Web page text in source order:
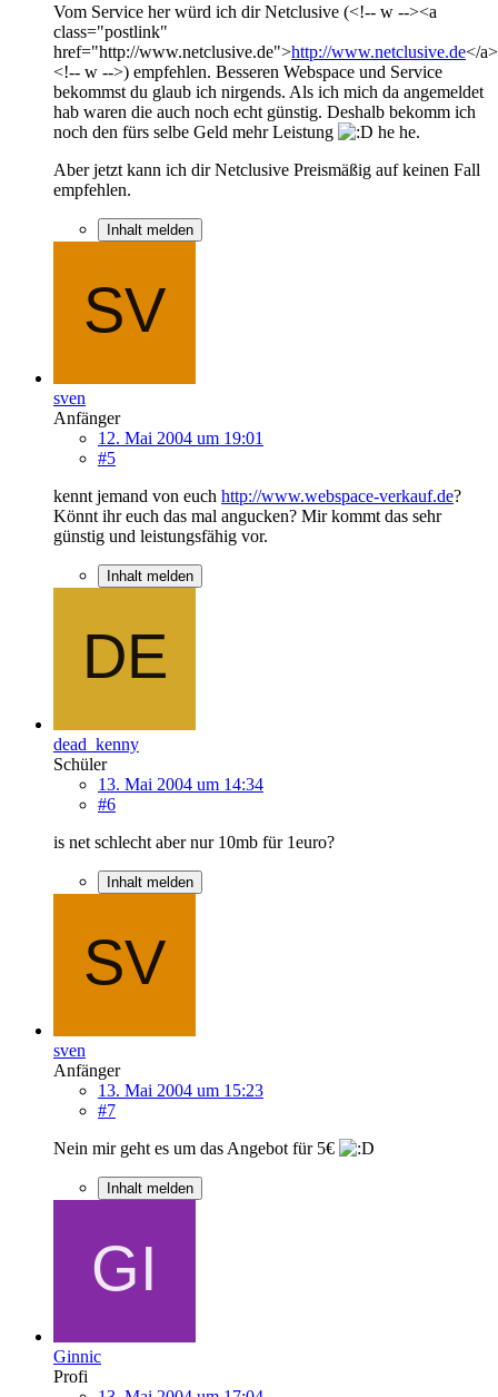
Vom Service her würd ich dir Netclusive (<!-- w --><a
class="postlink"
href="http://www.netclusive.de">http://www.netclusive.de</a>
<!-- w -->) empfehlen. Besseren Webspace und Service
bekommst du glaub ich nirgends. Als ich mich da angemeldet
hab waren die auch noch echt günstig. Deshalb bekomm ich
noch den fürs selbe Geld mehr Leistung
he he.
Aber jetzt kann ich dir Netclusive Preismäßig auf keinen Fall
empfehlen.
Inhalt melden
sven
Anfänger
12. Mai 2004 um 19:01
#5
kennt jemand von euch http://www.webspace-verkauf.de?
Könnt ihr euch das mal angucken? Mir kommt das sehr
günstig und leistungsfähig vor.
Inhalt melden
dead_kenny
Schüler
13. Mai 2004 um 14:34
#6
is net schlecht aber nur 10mb für 1euro?
Inhalt melden
sven
Anfänger
13. Mai 2004 um 15:23
#7
Nein mir geht es um das Angebot für 5€
Inhalt melden
Ginnic
Profi